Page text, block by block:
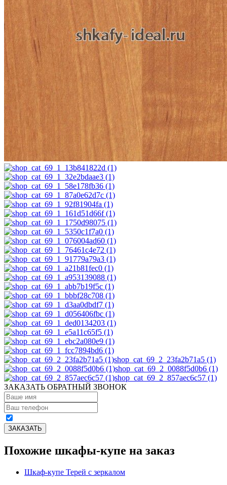
shop_cat_69_2_23fa2b71a5 (1)
shop_cat_69_2_0088f5d0b6 (1)
shop_cat_69_2_857aec6c57 (1)
ЗАКАЗАТЬ ОБРАТНЫЙ ЗВОНОК
Похожие шкафы-купе на заказ
Шкаф-купе Терей с зеркалом